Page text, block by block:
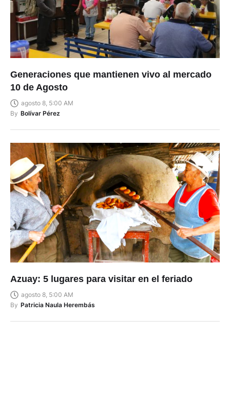
Generaciones que mantienen vivo al mercado
10 de Agosto
agosto 8, 5:00 AM
By Bolívar Pérez
Azuay: 5 lugares para visitar en el feriado
agosto 8, 5:00 AM
By Patricia Naula Herembás